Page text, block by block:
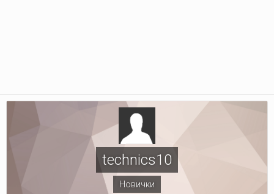
technics10
Новички